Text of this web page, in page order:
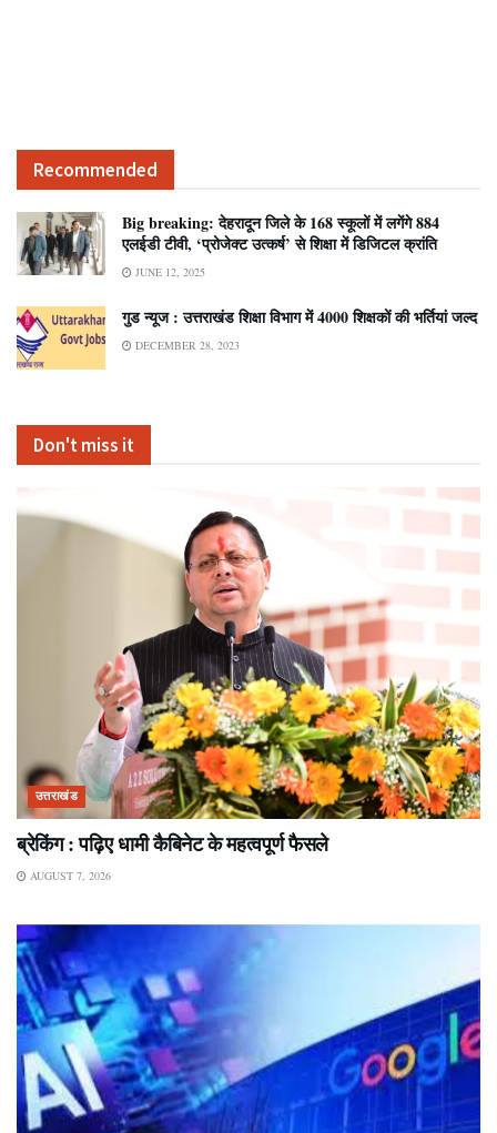
Recommended
Big breaking: देहरादून जिले के 168 स्कूलों में लगेंगे 884
एलईडी टीवी, ‘प्रोजेक्ट उत्कर्ष’ से शिक्षा में डिजिटल क्रांति
JUNE 12, 2025
गुड न्यूज : उत्तराखंड शिक्षा विभाग में 4000 शिक्षकों की भर्तियां जल्द
DECEMBER 28, 2023
Don't miss it
उत्तराखंड
ब्रेकिंग : पढ़िए धामी कैबिनेट के महत्वपूर्ण फैसले
AUGUST 7, 2026